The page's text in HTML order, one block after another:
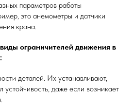
параметров работы
это анемометры и датчики
крана.
ограничителей движения в
деталей. Их устанавливают,
устойчивость, даже если возникает